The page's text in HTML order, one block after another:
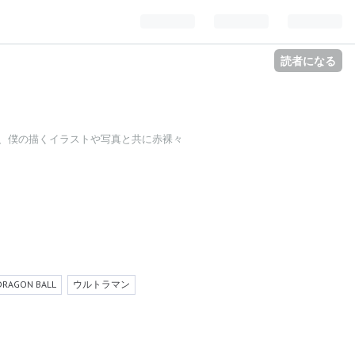
読者になる
僕の描くイラストや写真と共に赤裸々
BALL ウルトラマン